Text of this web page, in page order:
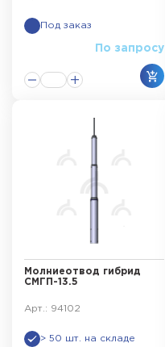
Под заказ
По запросу
Молниеотвод гибрид
СМГП-13.5
Арт.: 94102
> 50 шт. на складе